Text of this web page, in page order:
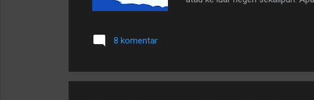
8 komentar